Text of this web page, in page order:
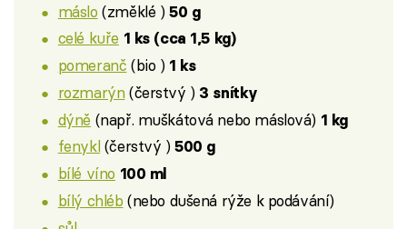
máslo (změklé ) 50 g
celé kuře 1 ks (cca 1,5 kg)
pomeranč (bio ) 1 ks
rozmarýn(čerstvý ) 3 snítky
dýně (např. muškátová nebo máslová) 1 kg
fenykl(čerstvý )500 g
bílé víno 100 ml
bílý chléb (nebo dušená rýže k podávání)